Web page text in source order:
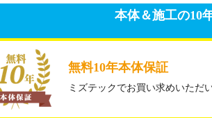
本体＆施工の10
無料10年本体保証
ミズテックでお買い求めいただ